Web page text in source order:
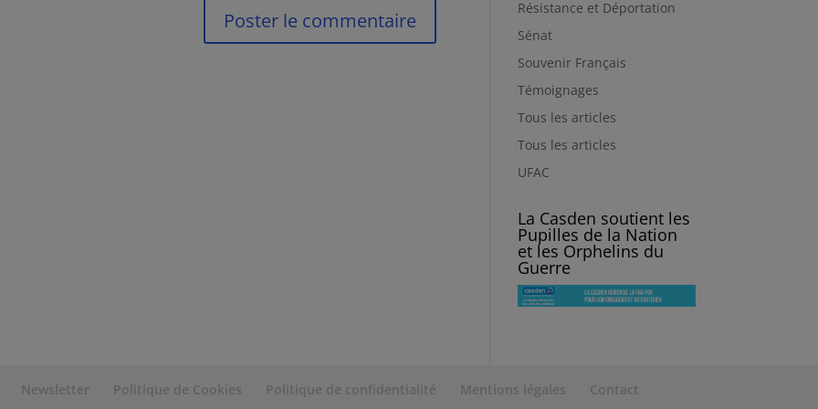
Résistance et Déportation
Sénat
Souvenir Français
Témoignages
Tous les articles
Tous les articles
UFAC
La Casden soutient les
Pupilles de la Nation
et les Orphelins du
Guerre
Newsletter Politique de Cookies Politique de confidentialité Mentions légales Contact